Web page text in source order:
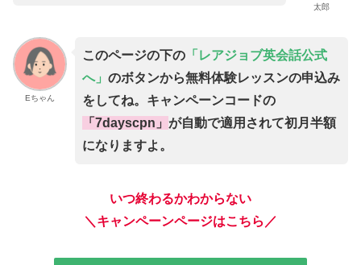
太郎
Eちゃん
このページの下の「レアジョブ英会話公式
へ」 のボタンから無料体験レッスンの申込み
をしてね。キャンペーンコードの
「7dayscpn」 が自動で適用されて初月半額
になりますよ。
いつ終わるかわからない
＼キャンペーンページはこちら／